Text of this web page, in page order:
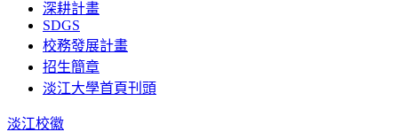
深耕計畫
SDGS
校務發展計畫
招生簡章
淡江大學首頁刊頭
淡江校徽